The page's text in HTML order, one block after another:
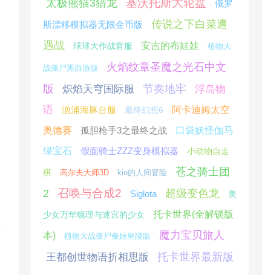
太极熊猫3猎龙 基沃托斯大轮盘 俄罗
斯漂移模拟器无限金币版
传说之下白菜遭
遇战
球球大作战官服 安吉的布娃娃 植物大
战僵尸黑西游版
火焰纹章圣魔之光石中文
版
炽焰天穹国际服 节奏地牢
浮岛物
语
汹涌海豚台服 最终幻想6
阿卡迪姆太空
奥德赛
孤胆枪手3之最终之战
口袋妖怪伽马
绿宝石
假面骑士ZZZ变身模拟器 小动物自走
棋 高尔夫大师3D kio的人间冒险
苍之骑士团
2
召唤与合成2 Siglota 超级变色龙 美
少女万华镜理与迷宫的少女 托卡世界(全解锁版
本) 植物大战僵尸秦始皇陵版 魔力宝贝旅人
王都创世物语折相思版 托卡世界最新版